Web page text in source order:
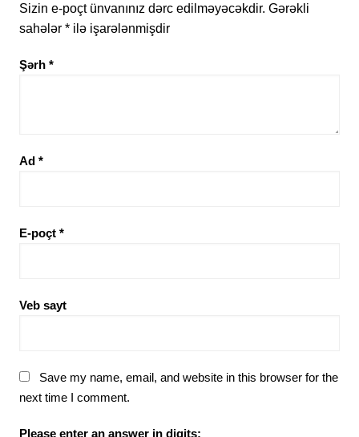
Sizin e-poçt ünvanınız dərc edilməyəcəkdir. Gərəkli
sahələr *ilə işarələnmişdir
Şərh *
Ad *
E-poçt *
Veb sayt
Save my name, email, and website in this browser for the
next time I comment.
Please enter an answer in digits: